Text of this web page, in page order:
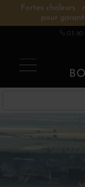
Fortes chaleurs :
pour
03 80
VINS